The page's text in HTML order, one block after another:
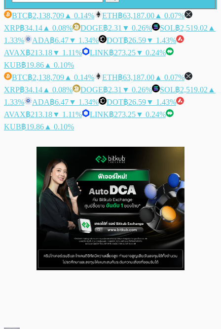
BTC฿2,138,709 ▲ 0.14% ETH฿63,187.00 ▲ 0.07%
XRP฿34.14 ▲ 0.08% DOGE฿2.31 ▼ 0.26% SOL฿2,519.02 ▲
1.33%
ADA฿6.47▼ 1.34% DOT฿26.59▼ 1.43%
AVAX฿213.18▼ 1.11% LINK฿273.25▼ 0.24%
KUB฿19.86 ▲ 0.10%
BTC฿2,138,709 ▲ 0.14% ETH฿63,187.00 ▲ 0.07%
XRP฿34.14 ▲ 0.08% DOGE฿2.31 ▼ 0.26% SOL฿2,519.02 ▲
1.33%
ADA฿6.47▼ 1.34% DOT฿26.59▼ 1.43%
AVAX฿213.18▼ 1.11% LINK฿273.25▼ 0.24%
KUB฿19.86 ▲ 0.10%